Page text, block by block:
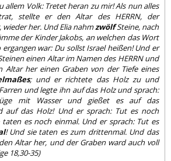
allem Volk: Tretet heran zu mir! Als nun alles
stellte er den Altar des HERRN, der
her. Und Elia nahmzwölfSteine, nach
der Kinder Jakobs, an welchen das Wort
ergangen war: Du sollst Israel heißen! Und er
einen Altar im Namen des HERRN und
Altar her einen Graben von der Tiefe eines
; und er richtete das Holz zu und
und legte ihn auf das Holz und sprach:
mit Wasser und gießet es auf das
auf das Holz! Und er sprach: Tut es noch
taten es noch einmal. Und er sprach: Tut es
! Und sie taten es zum drittenmal. Und das
Altar her, und der Graben ward auch voll
18,30-35)